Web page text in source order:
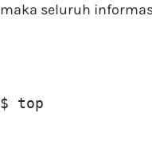
maka seluruh
$ top